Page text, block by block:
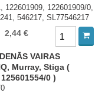
122601909, 122601909/0,
546217, SL77546217
2,44 €
VAIRAS
Murray, Stiga (
0 )